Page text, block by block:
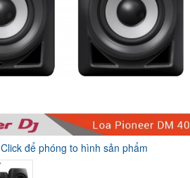
Click để phóng to hình sản phẩm